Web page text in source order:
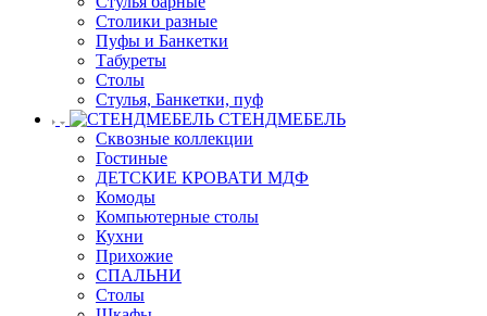
Столики разные
Пуфы и Банкетки
Табуреты
Столы
Стулья, Банкетки, пуф
СТЕНДМЕБЕЛЬ
Сквозные коллекции
Гостиные
ДЕТСКИЕ КРОВАТИ МДФ
Комоды
Компьютерные столы
Кухни
Прихожие
СПАЛЬНИ
Столы